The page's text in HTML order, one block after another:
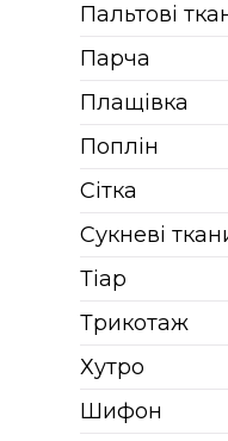
Пальтові
Парча
Плащівка
Поплін
Сітка
Сукневі
Тіар
Трикотаж
Хутро
Шифон